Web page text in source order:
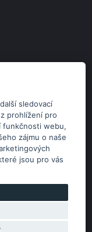
sledovací
prohlížení pro
funkčnosti webu,
zájmu o naše
jsou pro vás
práva vyhrazena.